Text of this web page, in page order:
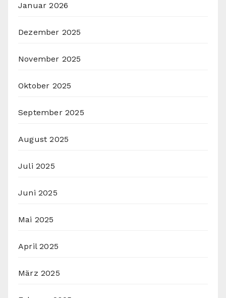
Januar 2026
Dezember 2025
November 2025
Oktober 2025
September 2025
August 2025
Juli 2025
Juni 2025
Mai 2025
April 2025
März 2025